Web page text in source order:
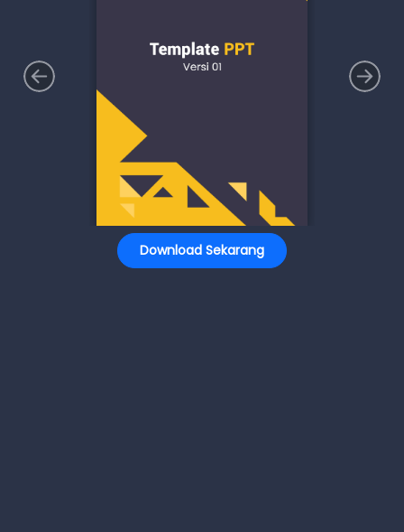
Download Sekarang